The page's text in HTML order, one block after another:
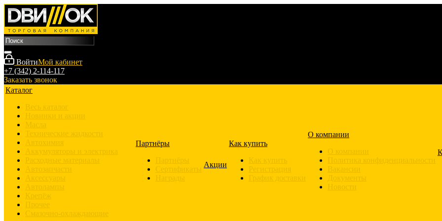
ВойтиМой кабинет
+7 (342) 2-114-117
Заказать звонок
Каталог
Весь каталог
Новинки и акции
Масла
Технические жидкости
Автохимия
Аккумуляторы и электрика
Расходные материалы
Автозапчасти
Аксессуары
Автолампы
Крепёж
Прочее
Смазочно-охлаждающие
Партнёры
Партнёры
Сертификаты
Награды
Акции
Как купить
Как купить
Регистрация
График доставки
О компании
О компании
Политика конфиденциальности
Вакансии
Документы
Новости